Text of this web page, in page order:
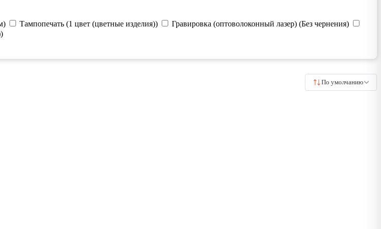
Тампопечать (1 цвет (цветные изделия))
Гравировка (оптоволоконный лазер) (Без чернения)
По умолчанию